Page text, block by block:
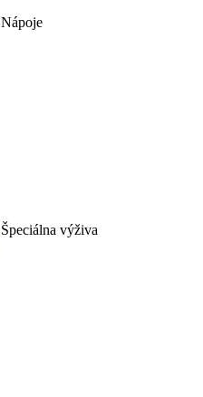
Nápoje
Špeciálna výživa